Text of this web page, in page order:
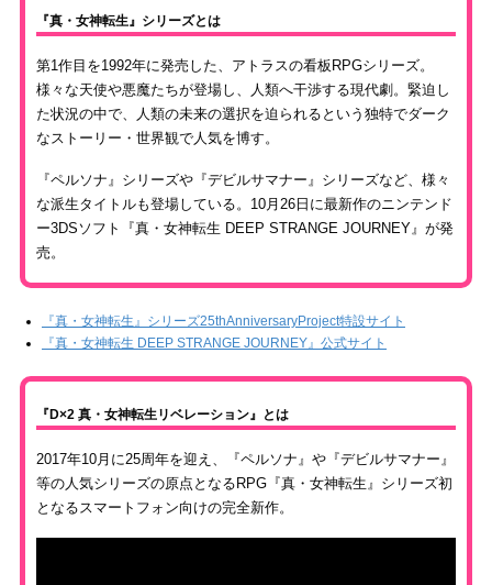
『真・女神転生』シリーズとは
第1作目を1992年に発売した、アトラスの看板RPGシリーズ。
様々な天使や悪魔たちが登場し、人類へ干渉する現代劇。緊迫し
た状況の中で、人類の未来の選択を迫られるという独特でダーク
なストーリー・世界観で人気を博す。
『ペルソナ』シリーズや『デビルサマナー』シリーズなど、様々
な派生タイトルも登場している。10月26日に最新作のニンテンド
ー3DSソフト『真・女神転生 DEEP STRANGE JOURNEY』が発
売。
『真・女神転生』シリーズ25thAnniversaryProject特設サイト
『真・女神転生 DEEP STRANGE JOURNEY』公式サイト
『D×2 真・女神転生リベレーション』とは
2017年10月に25周年を迎え、『ペルソナ』や『デビルサマナー』
等の人気シリーズの原点となるRPG『真・女神転生』シリーズ初
となるスマートフォン向けの完全新作。